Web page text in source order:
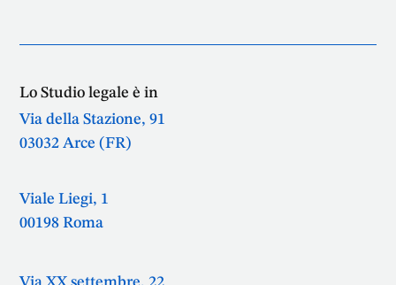
Lo Studio legale è in
Via della Stazione, 91
03032 Arce (FR)
Viale Liegi, 1
00198 Roma